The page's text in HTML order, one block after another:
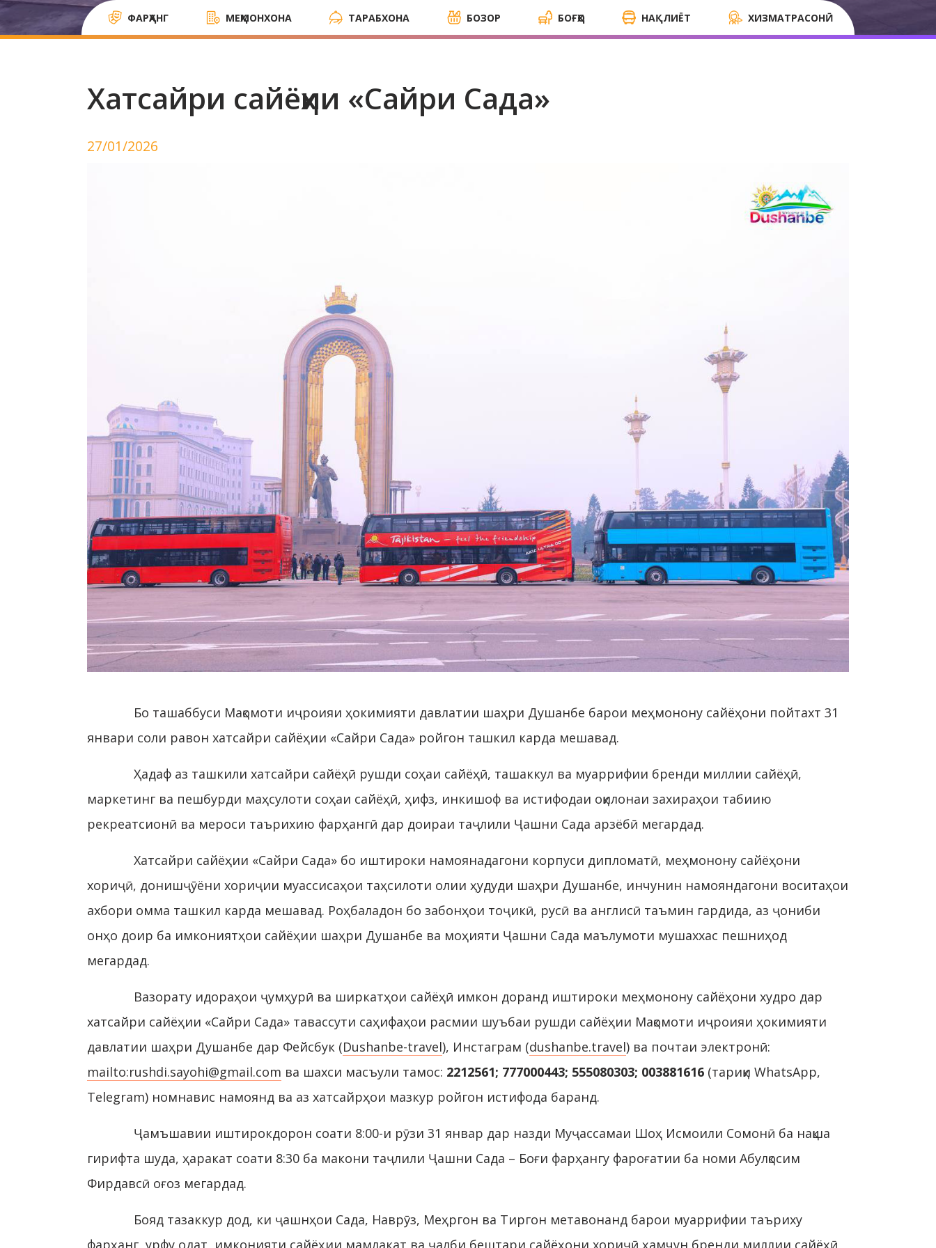
ФАРҲАНГ МЕҲМОНХОНА ТАРАБХОНА БОЗОР БОҒҲО НАҚЛИЁТ ХИЗМАТРАСОНӢ
Хатсайри сайёҳии «Сайри Сада»
27/01/2026
Бо ташаббуси Мақомоти иҷроияи ҳокимияти давлатии шаҳри Душанбе барои меҳмонону сайёҳони пойтахт 31
январи соли равон хатсайри сайёҳии «Сайри Сада» ройгон ташкил карда мешавад.
Ҳадаф аз ташкили хатсайри сайёҳӣ рушди соҳаи сайёҳӣ, ташаккул ва муаррифии бренди миллии сайёҳӣ,
маркетинг ва пешбурди маҳсулоти соҳаи сайёҳӣ, ҳифз, инкишоф ва истифодаи оқилонаи захираҳои табиию
рекреатсионӣ ва мероси таърихию фарҳангӣ дар доираи таҷлили Ҷашни Сада арзёбӣ мегардад.
Хатсайри сайёҳии «Сайри Сада» бо иштироки намоянадагони корпуси дипломатӣ, меҳмонону сайёҳони
хориҷӣ, донишҷӯёни хориҷии муассисаҳои таҳсилоти олии ҳудуди шаҳри Душанбе, инчунин намояндагони воситаҳои
ахбори омма ташкил карда мешавад. Роҳбаладон бо забонҳои тоҷикӣ, русӣ ва англисӣ таъмин гардида, аз ҷониби
онҳо доир ба имкониятҳои сайёҳии шаҳри Душанбе ва моҳияти Ҷашни Сада маълумоти мушаххас пешниҳод
мегардад.
Вазорату идораҳои ҷумҳурӣ ва ширкатҳои сайёҳӣ имкон доранд иштироки меҳмонону сайёҳони худро дар
хатсайри сайёҳии «Сайри Сада» тавассути саҳифаҳои расмии шуъбаи рушди сайёҳии Мақомоти иҷроияи ҳокимияти
давлатии шаҳри Душанбе дар Фейсбук (Dushanbe-travel), Инстаграм (dushanbe.travel) ва почтаи электронӣ:
mailto:rushdi.sayohi@gmail.com ва шахси масъули тамос: 2212561; 777000443; 555080303; 003881616 (тариқи WhatsApp,
Telegram) номнавис намоянд ва аз хатсайрҳои мазкур ройгон истифода баранд.
Ҷамъшавии иштирокдорон соати 8:00-и рӯзи 31 январ дар назди Муҷассамаи Шоҳ Исмоили Сомонӣ ба нақша
гирифта шуда, ҳаракат соати 8:30 ба макони таҷлили Ҷашни Сада – Боғи фарҳангу фароғатии ба номи Абулқосим
Фирдавсӣ оғоз мегардад.
Бояд тазаккур дод, ки ҷашнҳои Сада, Наврӯз, Меҳргон ва Тиргон метавонанд барои муаррифии таъриху
фарҳанг, урфу одат, имконияти сайёҳии мамлакат ва ҷалби бештари сайёҳони хориҷӣ ҳамчун бренди миллии сайёҳӣ